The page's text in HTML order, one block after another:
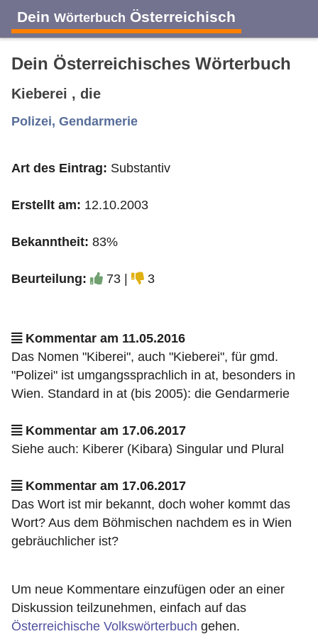
Dein Wörterbuch Österreichisch
A B C D
J K L M N
Dein Österreichisches Wörterbuch
Kieberei , die
Polizei, Gendarmerie
Art des Eintrag: Substantiv
Erstellt am: 12.10.2003
Bekanntheit: 83%
Beurteilung: 73 | 3
Kommentar am 11.05.2016
Das Nomen "Kiberei", auch "Kieberei", für gmd.
"Polizei" ist umgangssprachlich in at, besonders in
Wien. Standard in at (bis 2005): die Gendarmerie
Kommentar am 17.06.2017
Siehe auch: Kiberer (Kibara) Singular und Plural
Kommentar am 17.06.2017
Das Wort ist mir bekannt, doch woher kommt das
Wort? Aus dem Böhmischen nachdem es in Wien
gebräuchlicher ist?
Um neue Kommentare einzufügen oder an einer
Diskussion teilzunehmen, einfach auf das
Österreichische Volkswörterbuch gehen.